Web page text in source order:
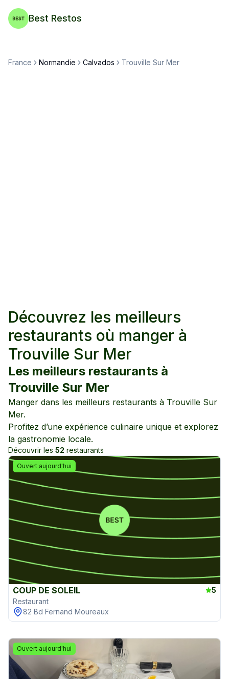
Best Restos
France Normandie Calvados Trouville Sur Mer
Découvrez les meilleurs
restaurants où manger à
Trouville Sur Mer
Les meilleurs restaurants à
Trouville Sur Mer
Manger dans les meilleurs restaurants à Trouville Sur
Mer.
Profitez d’une expérience culinaire unique et explorez
la gastronomie locale.
Découvrir les 52 restaurants
Ouvert aujourd'hui
COUP DE SOLEIL
5
Restaurant
82 Bd Fernand Moureaux
Ouvert aujourd'hui